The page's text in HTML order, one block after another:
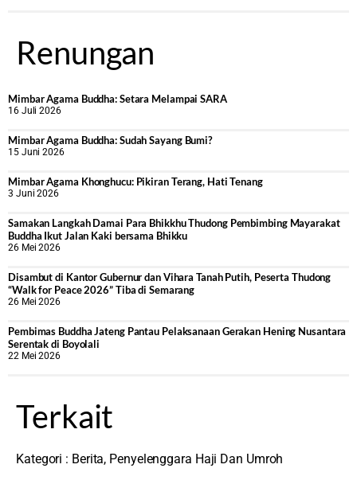
Renungan
Mimbar Agama Buddha: Setara Melampai SARA
16 Juli 2026
Mimbar Agama Buddha: Sudah Sayang Bumi?
15 Juni 2026
Mimbar Agama Khonghucu: Pikiran Terang, Hati Tenang
3 Juni 2026
Samakan Langkah Damai Para Bhikkhu Thudong Pembimbing Mayarakat
Buddha Ikut Jalan Kaki bersama Bhikku
26 Mei 2026
Disambut di Kantor Gubernur dan Vihara Tanah Putih, Peserta Thudong
“Walk for Peace 2026” Tiba di Semarang
26 Mei 2026
‎Pembimas Buddha Jateng Pantau Pelaksanaan Gerakan Hening Nusantara
Serentak di Boyolali
22 Mei 2026
Terkait
Kategori : Berita, Penyelenggara Haji Dan Umroh